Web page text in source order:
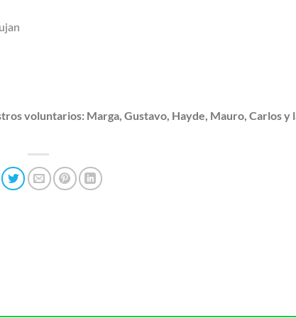
voluntarios: Marga, Gustavo, Hayde, Mauro, Carlos y